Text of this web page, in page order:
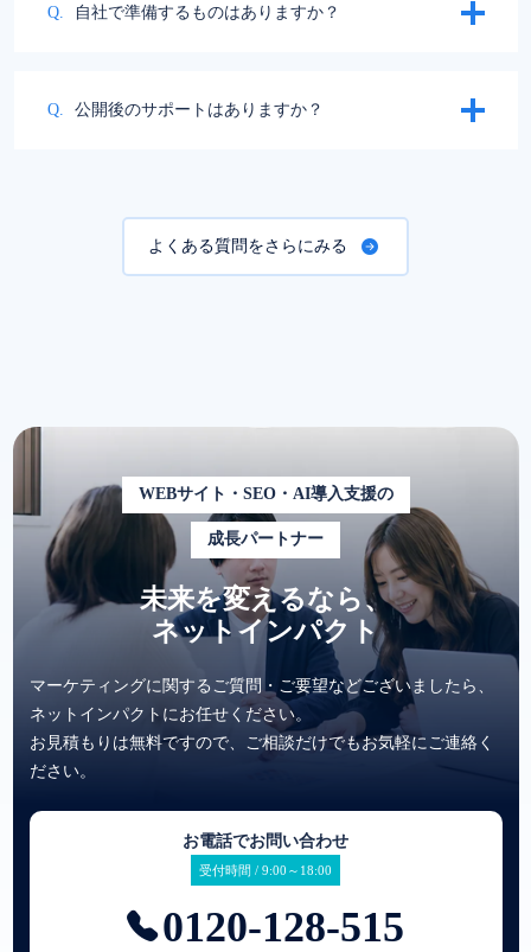
自社で準備するものはありますか？
公開後のサポートはありますか？
よくある質問をさらにみる
WEBサイト・SEO・AI導入支援の
成長パートナー
未来を変えるなら、
ネットインパクト
マーケティングに関するご質問・ご要望などございましたら、
ネットインパクトにお任せください。
お見積もりは無料ですので、ご相談だけでもお気軽にご連絡く
ださい。
お電話でお問い合わせ
受付時間 / 9:00～18:00
0120-128-515